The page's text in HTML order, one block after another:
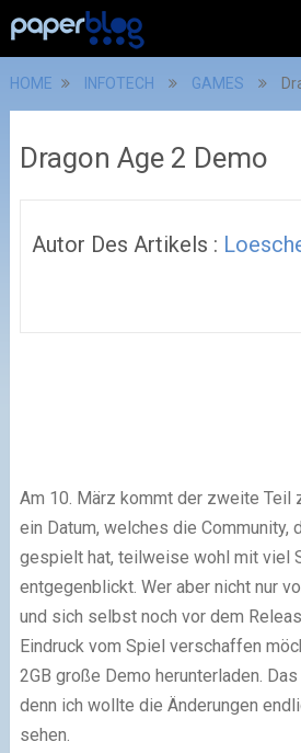
HOME INFOTECH GAMES
Dragon Age 2 Demo
Autor Des Artikels :
Am 10. März kommt der zweite Teil
ein Datum, welches die Community,
gespielt hat, teilweise wohl mit viel
entgegenblickt. Wer aber nicht nur
und sich selbst noch vor dem
Eindruck vom Spiel verschaffen
2GB große Demo herunterladen.
denn ich wollte die Änderungen
sehen.